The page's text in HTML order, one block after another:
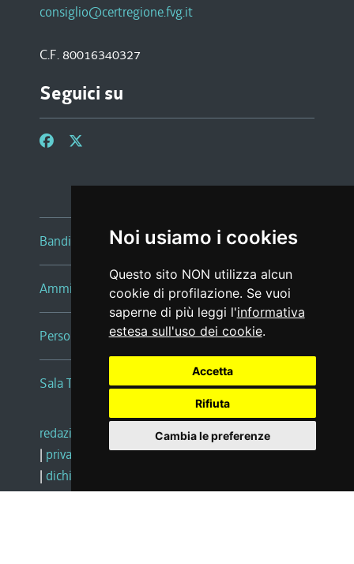
Noi usiamo i cookies
Questo sito NON utilizza alcun
cookie di profilazione. Se vuoi
saperne di più leggi l'informativa
estesa sull'uso dei cookie.
Accetta
Rifiuta
Cambia le preferenze
consiglio@certregione.fvg.it
C.F. 80016340327
Seguici su
Bandi e avvisi
Amministrazione trasparente
Persone e Uffici
Sala Tiziano Tessitori
redazione web note legali |glossario
| privacy
social media policy
| dichiarazione di accessibilità
|cambio preferenze cookie